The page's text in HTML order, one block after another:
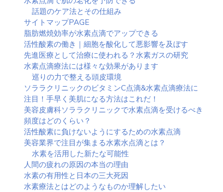
話題のケア法とその仕組み
サイトマップPAGE
脂肪燃焼効率が水素点滴でアップできる
活性酸素の働き｜細胞を酸化して悪影響を及ぼす
先進医療として治療に使われる？水素ガスの研究
水素点滴療法には様々な効果があります
巡りの力で整える頭皮環境
ソララクリニックのビタミンC点滴&水素点滴療法に
注目！手早く美肌になる方法はこれだ！
美容皮膚科ソララクリニックで水素点滴を受けるべき
頻度はどのくらい？
活性酸素に負けないようにするための水素点滴
美容業界で注目が集まる水素水点滴とは？
水素を活用した新たな可能性
人間の疲れの原因の本当の理由
水素の有用性と日本の三大死因
水素療法とはどのようなものか理解したい